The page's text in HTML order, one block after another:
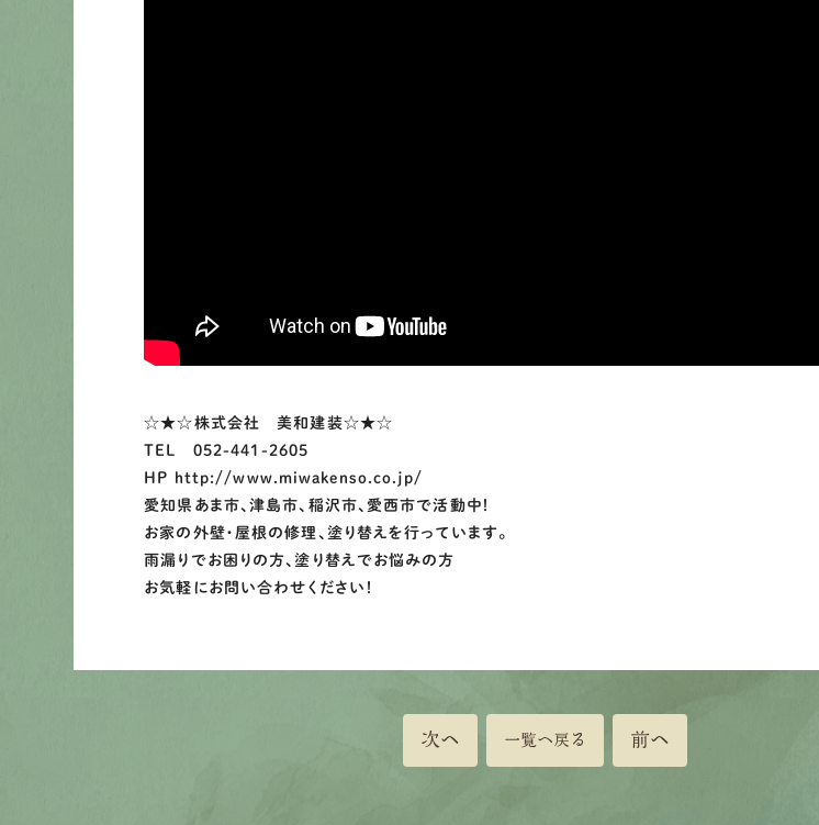
☆★☆株式会社 美和建装☆★☆
TEL 052-441-2605
HP http://www.miwakenso.co.jp/
愛知県あま市、津島市、稲沢市、愛西市で活動中！
お家の外壁・屋根の修理、塗り替えを行っています。
雨漏りでお困りの方、塗り替えでお悩みの方
お気軽にお問い合わせください！
次へ 一覧へ戻る 前へ